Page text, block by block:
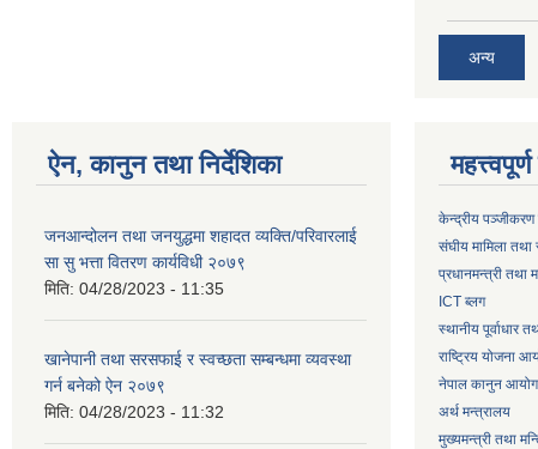
अन्य
ऐन, कानुन तथा निर्देशिका
जनआन्दोलन तथा जनयुद्धमा शहादत व्यक्ति/परिवारलाई
सा सु भत्ता वितरण कार्यविधी २०७९
मिति: 04/28/2023 - 11:35
खानेपानी तथा सरसफाई र स्वच्छता सम्बन्धमा व्यवस्था
गर्न बनेको ऐन २०७९
मिति: 04/28/2023 - 11:32
केन्द्रीय पञ्जीकरण
संघीय मामिला
प्रधानमन्त्री तथा
ICT ब्लग
स्थानीय पूर्वाधार
राष्ट्रिय योजना
नेपाल कानुन आयोग
अर्थ मन्त्रालय
मुख्यमन्त्री तथा